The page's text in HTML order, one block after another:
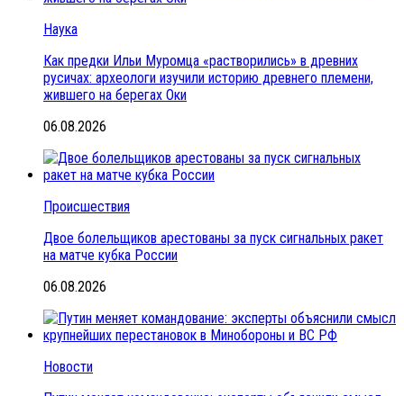
Наука
Как предки Ильи Муромца «растворились» в древних
русичах: археологи изучили историю древнего племени,
жившего на берегах Оки
06.08.2026
Происшествия
Двое болельщиков арестованы за пуск сигнальных ракет
на матче кубка России
06.08.2026
Новости